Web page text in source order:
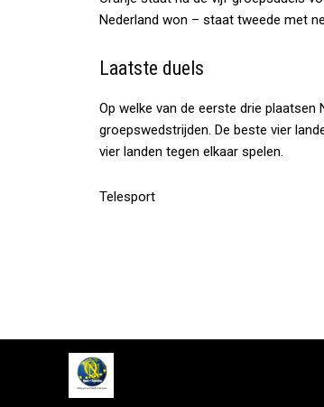
Nederland won – staat tweede met
Laatste duels
Op welke van de eerste drie plaatsen
groepswedstrijden. De beste vier
vier landen tegen elkaar spelen.
Telesport